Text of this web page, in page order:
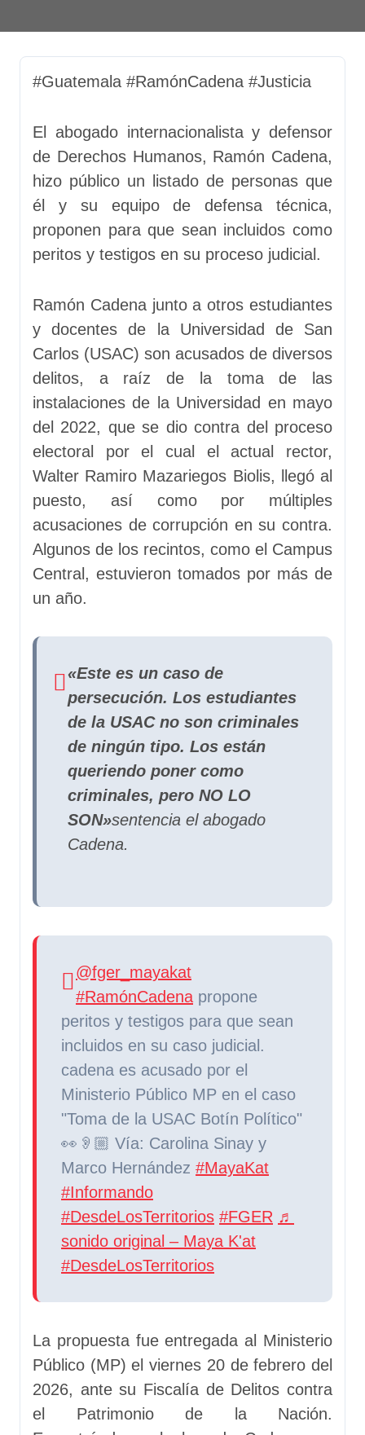
#Guatemala #RamónCadena #Justicia
El abogado internacionalista y defensor
de Derechos Humanos, Ramón Cadena,
hizo público un listado de personas que
él y su equipo de defensa técnica,
proponen para que sean incluidos como
peritos y testigos en su proceso judicial.
Ramón Cadena junto a otros estudiantes
y docentes de la Universidad de San
Carlos (USAC) son acusados de diversos
delitos, a raíz de la toma de las
instalaciones de la Universidad en mayo
del 2022, que se dio contra del proceso
electoral por el cual el actual rector,
Walter Ramiro Mazariegos Biolis, llegó al
puesto, así como por múltiples
acusaciones de corrupción en su contra.
Algunos de los recintos, como el Campus
Central, estuvieron tomados por más de
un año.
«Este es un caso de
persecución. Los estudiantes
de la USAC no son criminales
de ningún tipo. Los están
queriendo poner como
criminales, pero NO LO
SON»sentencia el abogado
Cadena.
@fger_mayakat
#RamónCadena propone
peritos y testigos para que sean
incluidos en su caso judicial.
cadena es acusado por el
Ministerio Público MP en el caso
"Toma de la USAC Botín Político"
👀👂🏼 Vía: Carolina Sinay y
Marco Hernández #MayaKat
#Informando
#DesdeLosTerritorios #FGER ♬
sonido original – Maya K'at
#DesdeLosTerritorios
La propuesta fue entregada al Ministerio
Público (MP) el viernes 20 de febrero del
2026, ante su Fiscalía de Delitos contra
el Patrimonio de la Nación.